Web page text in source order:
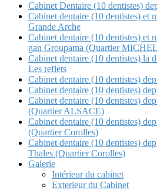
Cabinet Dentaire (10 dentistes)
Cabinet dentaire (10 dentistes) et
Grande Arche
Cabinet dentaire (10 dentistes) et
gan Groupama (Quartier
Cabinet dentaire (10 dentistes) la
Les reflets
Cabinet dentaire (10 dentistes)
Cabinet dentaire (10 dentistes)
Cabinet dentaire (10 dentistes)
(Quartier ALSACE)
Cabinet dentaire (10 dentistes)
(Quartier Corolles)
Cabinet dentaire (10 dentistes)
Thales (Quartier Corolles)
Galerie
Intérieur du cabinet
Exterieur du Cabinet